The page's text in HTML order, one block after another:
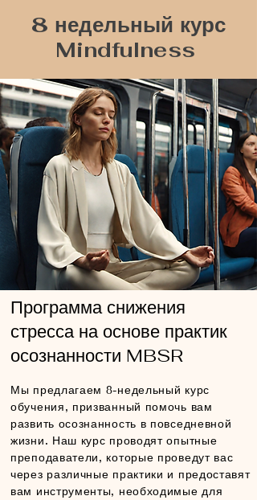
8 недельный курс
Mindfulness
Программа снижения
стресса на основе практик
осознанности MBSR
Мы предлагаем 8-недельный курс
обучения, призванный помочь вам
развить осознанность в повседневной
жизни. Наш курс проводят опытные
преподаватели, которые проведут вас
через различные практики и предоставят
вам инструменты, необходимые для